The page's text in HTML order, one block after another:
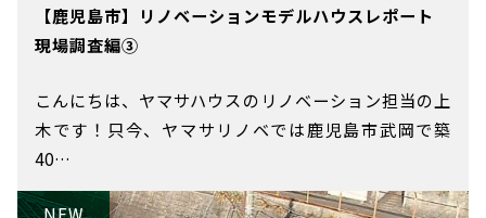
【鹿児島市】リノベーションモデルハウスレポート
現場調査編③
こんにちは、ヤマサハウスのリノベーション担当の上
木です！只今、ヤマサリノベでは鹿児島市武岡で築
40…